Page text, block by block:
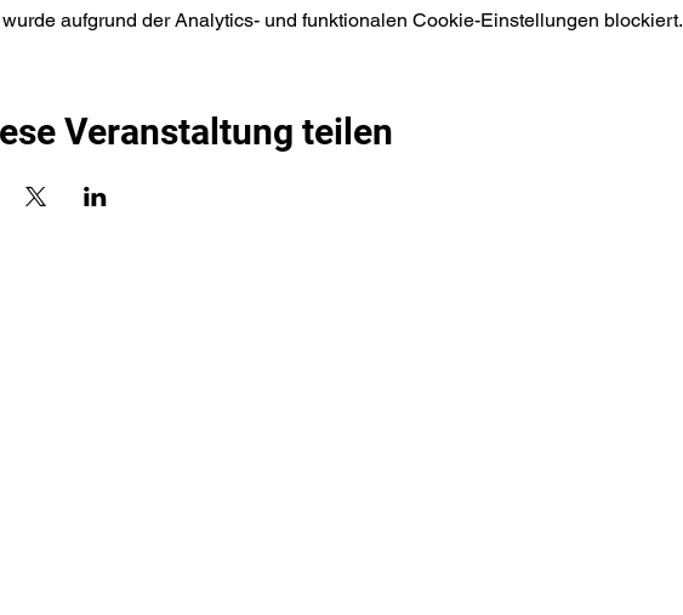
aufgrund der Analytics- und funktionalen Cookie-Einstellungen blockiert.
Veranstaltung teilen